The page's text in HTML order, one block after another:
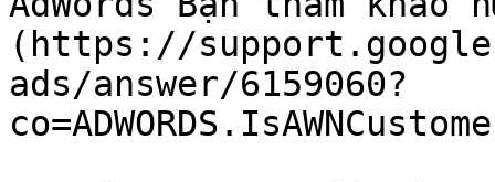
(https://
ads/answer/6159060?